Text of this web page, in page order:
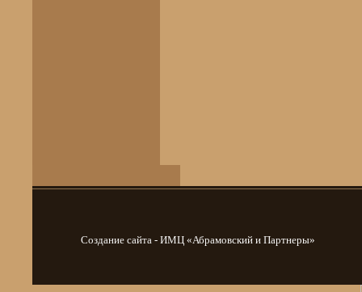
Создание сайта - ИМЦ «Абрамовский и Партнеры»